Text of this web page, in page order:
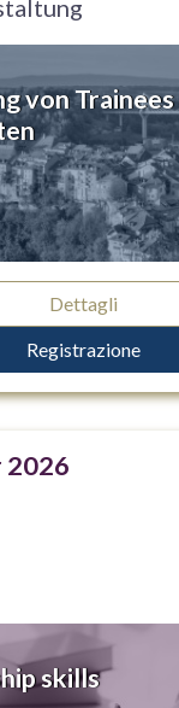
von
Dettagli
Registrazione
2026
skills